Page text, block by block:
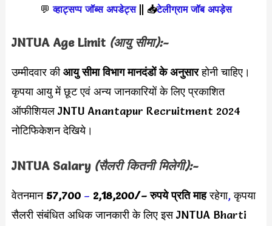
💬 व्हाट्सप्प जॉब्स अपडेट्स|| 📥टेलीग्राम जॉब अपड़ेस
JNTUA Age Limit (आयु सीमा):-
उम्मीदवार कीआयु सीमा विभाग मानदंडों के अनुसारहोनी चाहिए।
कृपया आयु में छूट एवं अन्य जानकारियों के लिए प्रकाशित
ऑफीशियल JNTU Anantapur Recruitment 2024
नोटिफिकेशन देखिये।
JNTUA Salary (सैलरी कितनी मिलेगी):-
वेतनमान 57,700 – 2,18,200/– रुपये प्रति माहरहेगा, कृपया
सैलरी संबंधित अधिक जानकारी के लिए इस JNTUA Bharti